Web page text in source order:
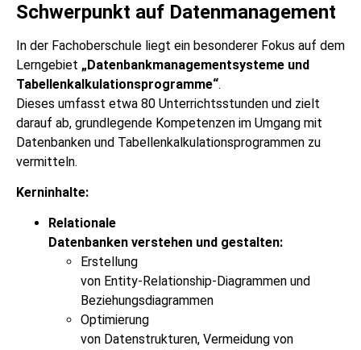
Schwerpunkt auf Datenmanagement
In der Fachoberschule liegt ein besonderer Fokus auf dem
Lerngebiet „Datenbankmanagementsysteme und
Tabellenkalkulationsprogramme“.
Dieses umfasst etwa 80 Unterrichtsstunden und zielt
darauf ab, grundlegende Kompetenzen im Umgang mit
Datenbanken und Tabellenkalkulationsprogrammen zu
vermitteln.
Kerninhalte:
Relationale
Datenbanken verstehen und gestalten:
Erstellung
von Entity-Relationship-Diagrammen und
Beziehungsdiagrammen
Optimierung
von Datenstrukturen, Vermeidung von